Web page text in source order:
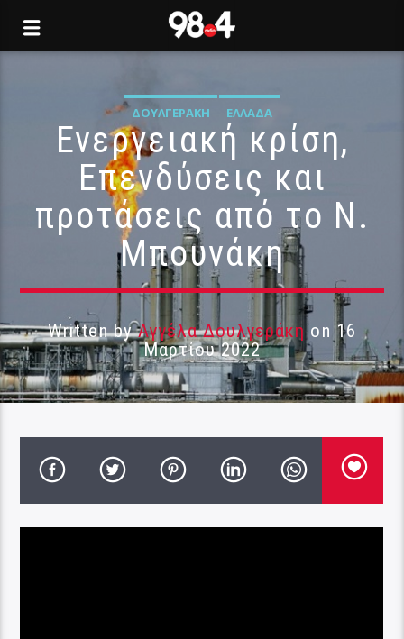
ΔΟΥΛΓΕΡΆΚΗ ΕΛΛΆΔΑ
Ενεργειακή κρίση,
Επενδύσεις και
προτάσεις από το Ν.
Μπουνάκη
Written byΑγγέλα Δουλγεράκη on 16
Μαρτίου 2022